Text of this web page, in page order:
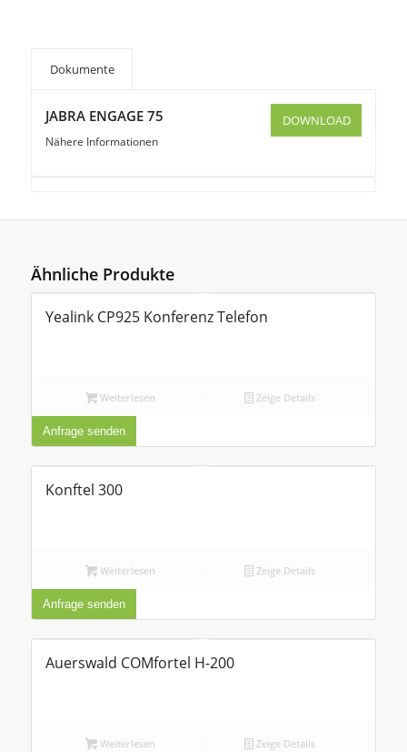
Dokumente
JABRA ENGAGE 75 DOWNLOAD
Nähere Informationen
Ähnliche Produkte
Yealink CP925 Konferenz Telefon
Weiterlesen Zeige Details
Anfrage senden
Konftel 300
Weiterlesen Zeige Details
Anfrage senden
Auerswald COMfortel H-200
Weiterlesen Zeige Details